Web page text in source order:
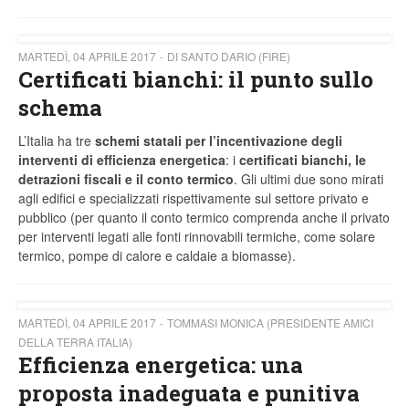
MARTEDÌ, 04 APRILE 2017 DI SANTO DARIO (FIRE)
Certificati bianchi: il punto sullo
schema
L’Italia ha tre schemi statali per l’incentivazione degli
interventi di efficienza energetica: i certificati bianchi, le
detrazioni fiscali e il conto termico. Gli ultimi due sono mirati
agli edifici e specializzati rispettivamente sul settore privato e
pubblico (per quanto il conto termico comprenda anche il privato
per interventi legati alle fonti rinnovabili termiche, come solare
termico, pompe di calore e caldaie a biomasse).
MARTEDÌ, 04 APRILE 2017
TOMMASI MONICA (PRESIDENTE AMICI
DELLA TERRA ITALIA)
Efficienza energetica: una
proposta inadeguata e punitiva